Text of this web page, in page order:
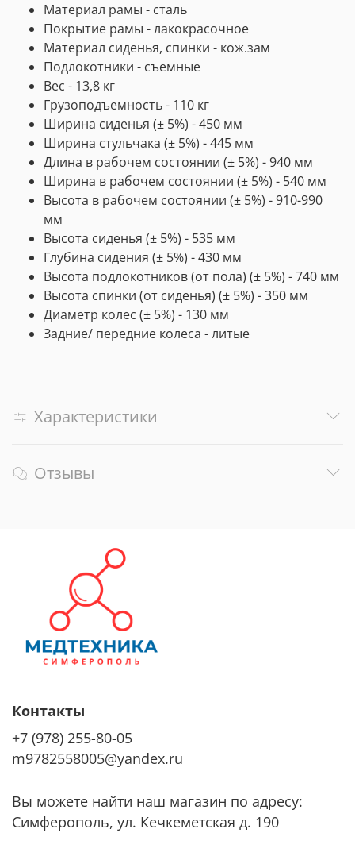
Материал рамы - сталь
Покрытие рамы - лакокрасочное
Материал сиденья, спинки - кож.зам
Подлокотники - съемные
Вес - 13,8 кг
Грузоподъемность - 110 кг
Ширина сиденья (± 5%) - 450 мм
Ширина стульчака (± 5%) - 445 мм
Длина в рабочем состоянии (± 5%) - 940 мм
Ширина в рабочем состоянии (± 5%) - 540 мм
Высота в рабочем состоянии (± 5%) - 910-990
мм
Высота сиденья (± 5%) - 535 мм
Глубина сидения (± 5%) - 430 мм
Высота подлокотников (от пола) (± 5%) - 740 мм
Высота спинки (от сиденья) (± 5%) - 350 мм
Диаметр колес (± 5%) - 130 мм
Задние/ передние колеса - литые
Характеристики
Отзывы
Контакты
+7 (978) 255-80-05
m9782558005@yandex.ru
Вы можете найти наш магазин по адресу:
Симферополь, ул. Кечкеметская д. 190